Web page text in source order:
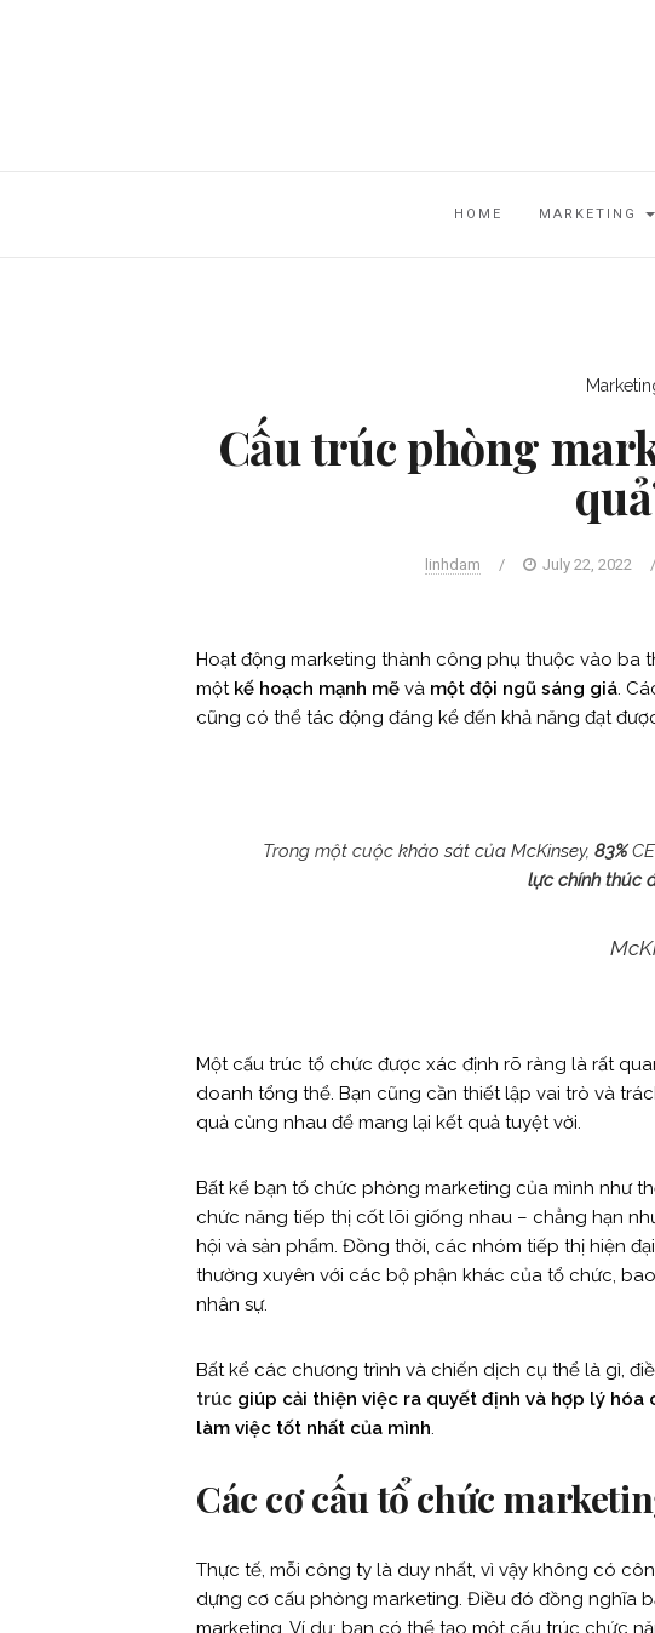
HOME MARKETING
Cấu trúc phòng
linhdam / July 22, 2022 /
Hoạt động marketing thành công phụ thuộc vào ba
một kế hoạch mạnh mẽ và một đội ngũ sáng giá.
cũng có thể tác động đáng kể đến khả năng đạt
Trong một cuộc khảo sát của McKinsey, 83%
lực chính thúc
Một cấu trúc tổ chức được xác định rõ ràng là rất
doanh tổng thể. Bạn cũng cần thiết lập vai trò và
quả cùng nhau để mang lại kết quả tuyệt vời.
Bất kể bạn tổ chức phòng marketing của mình như
chức năng tiếp thị cốt lõi giống nhau – chẳng hạn
hội và sản phẩm. Đồng thời, các nhóm tiếp thị hiện
thường xuyên với các bộ phận khác của tổ chức,
nhân sự.
Bất kể các chương trình và chiến dịch cụ thể là gì,
trúc giúp cải thiện việc ra quyết định và hợp lý
làm việc tốt nhất của mình.
Các cơ cấu tổ chức
Thực tế, mỗi công ty là duy nhất, vì vậy không có
dựng cơ cấu phòng marketing. Điều đó đồng nghĩa
marketing. Ví dụ: bạn có thể tạo một cấu trúc chức